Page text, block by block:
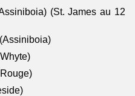
(St. James au 12